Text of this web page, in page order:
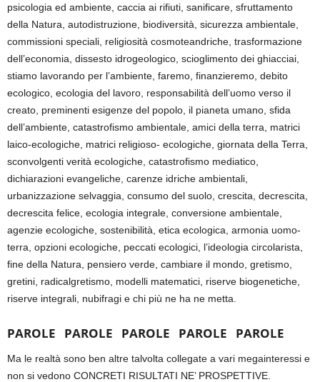
psicologia ed ambiente, caccia ai rifiuti, sanificare, sfruttamento
della Natura, autodistruzione, biodiversità, sicurezza ambientale,
commissioni speciali, religiosità cosmoteandriche , trasformazione
dell’economia, dissesto idrogeologico, scioglimento dei ghiacciai,
stiamo lavorando per l’ambiente , faremo, finanzieremo, debito
ecologico, ecologia del lavoro, responsabilità dell’uomo verso il
creato, preminenti esigenze del popolo, il pianeta umano, sfida
dell’ambiente, catastrofismo ambientale, amici della terra, matrici
laico-ecologiche, matrici religioso- ecologiche, giornata della Terra,
sconvolgenti verità ecologiche, catastrofismo mediatico,
dichiarazioni evangeliche, carenze idriche ambientali,
urbanizzazione selvaggia, consumo del suolo, crescita, decrescita,
decrescita felice, ecologia integrale, conversione ambientale,
agenzie ecologiche, sostenibilità, etica ecologica, armonia uomo-
terra, opzioni ecologiche, peccati ecologici, l’ideologia circolarista
fine della Natura, pensiero verde, cambiare il mondo, gretismo
gretini radicalgretismo , modelli matematici, riserve biogenetiche,
riserve integrali , nubifragi e chi più ne ha ne metta.
PAROLE PAROLE PAROLE PAROLE PAROLE
Ma le realtà sono ben altre talvolta collegate a vari megainteressi e
non si vedono CONCRETI RISULTATI NE’ PROSPETTIVE.